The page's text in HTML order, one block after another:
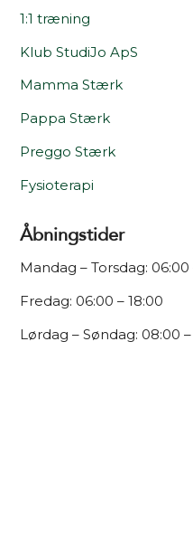
1:1 træning
Klub StudiJo ApS
Mamma Stærk
Pappa Stærk
Preggo Stærk
Fysioterapi
Åbningstider
Mandag – Torsdag: 06:00
Fredag: 06:00 – 18:00
Lørdag – Søndag: 08:00 –